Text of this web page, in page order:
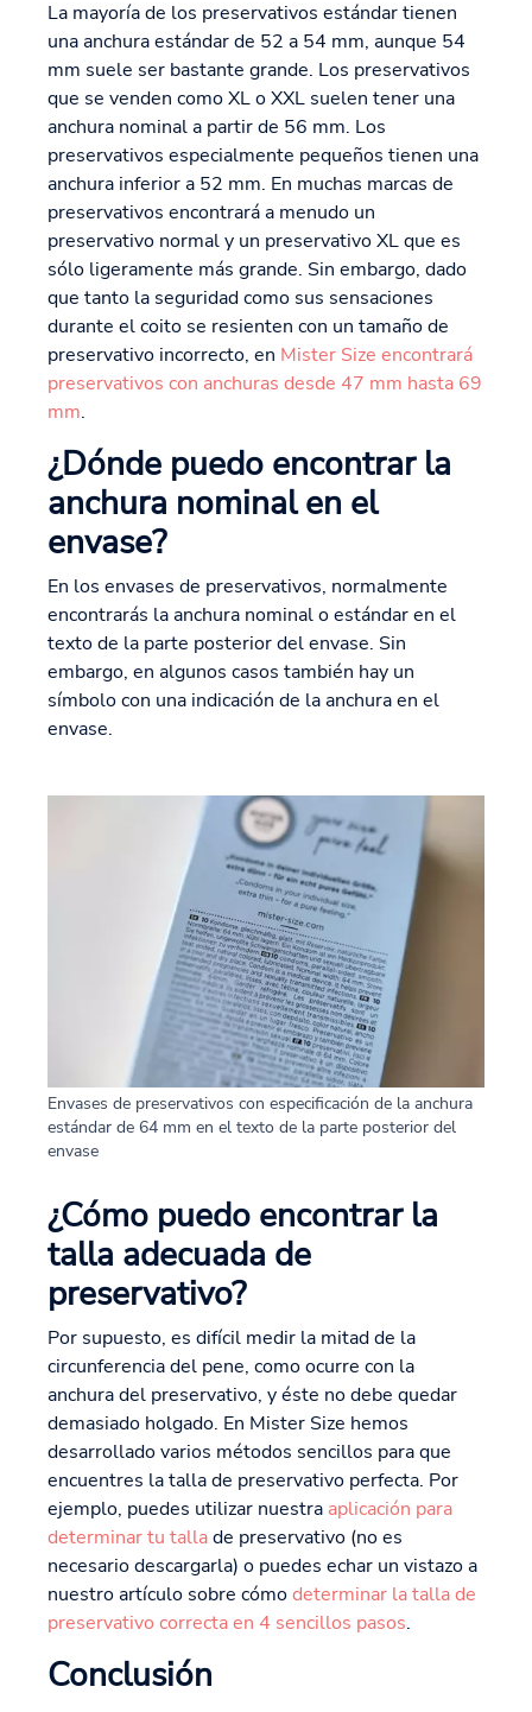
La mayoría de los preservativos estándar tienen
una anchura estándar de 52 a 54 mm, aunque 54
mm suele ser bastante grande. Los preservativos
que se venden como XL o XXL suelen tener una
anchura nominal a partir de 56 mm. Los
preservativos especialmente pequeños tienen una
anchura inferior a 52 mm. En muchas marcas de
preservativos encontrará a menudo un
preservativo normal y un preservativo XL que es
sólo ligeramente más grande. Sin embargo, dado
que tanto la seguridad como sus sensaciones
durante el coito se resienten con un tamaño de
preservativo incorrecto, en Mister Size encontrará
preservativos con anchuras desde 47 mm hasta 69
mm.
¿Dónde puedo encontrar la
anchura nominal en el
envase?
En los envases de preservativos, normalmente
encontrarás la anchura nominal o estándar en el
texto de la parte posterior del envase. Sin
embargo, en algunos casos también hay un
símbolo con una indicación de la anchura en el
envase.
Envases de preservativos con especificación de la anchura
estándar de 64 mm en el texto de la parte posterior del
envase
¿Cómo puedo encontrar la
talla adecuada de
preservativo?
Por supuesto, es difícil medir la mitad de la
circunferencia del pene, como ocurre con la
anchura del preservativo, y éste no debe quedar
demasiado holgado. En Mister Size hemos
desarrollado varios métodos sencillos para que
encuentres la talla de preservativo perfecta. Por
ejemplo, puedes utilizar nuestra aplicación para
determinar tu tallade preservativo (no es
necesario descargarla) o puedes echar un vistazo a
nuestro artículo sobre cómodeterminar la talla de
preservativo correcta en 4 sencillos pasos.
Conclusión